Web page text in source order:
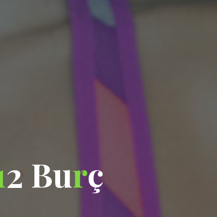
2 Burç